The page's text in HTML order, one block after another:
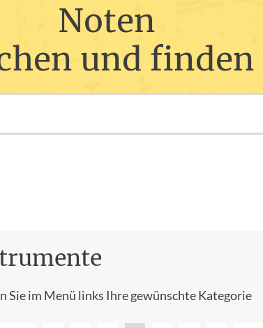
Noten
und finden
Sie im Menü links Ihre gewünschte Kategorie